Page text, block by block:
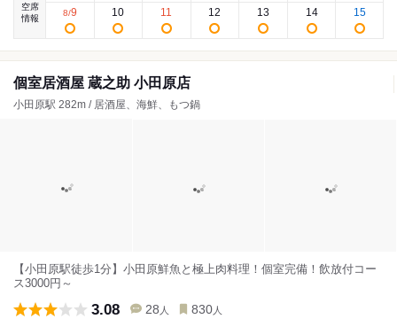
空席
情報
8/9 10 11 12 13 14 15
個室居酒屋 蔵之助 小田原店
小田原駅 282m / 居酒屋、海鮮、もつ鍋
【小田原駅徒歩1分】小田原鮮魚と極上肉料理！個室完備！飲放付コー
ス3000円～
3.08 28 人 830 人